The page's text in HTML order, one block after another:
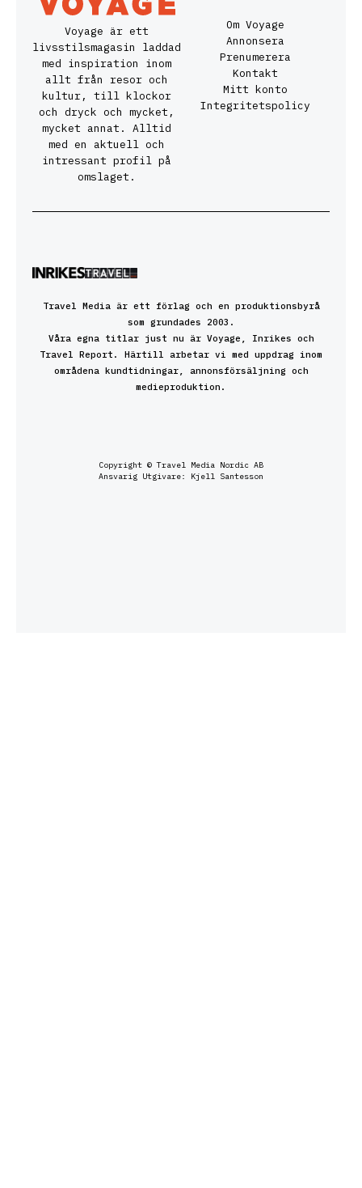
Voyage är ett
livsstilsmagasin laddad
med inspiration inom
allt från resor och
kultur, till klockor
och dryck och mycket,
mycket annat. Alltid
med en aktuell och
intressant profil på
omslaget.
Om Voyage
Annonsera
Prenumerera
Kontakt
Mitt konto
Integritetspolicy
Travel Media är ett förlag och en produktionsbyrå
som grundades 2003.
Våra egna titlar just nu är Voyage, Inrikes och
Travel Report. Härtill arbetar vi med uppdrag inom
områdena kundtidningar, annonsförsäljning och
medieproduktion.
Copyright © Travel Media Nordic AB
Ansvarig Utgivare: Kjell Santesson